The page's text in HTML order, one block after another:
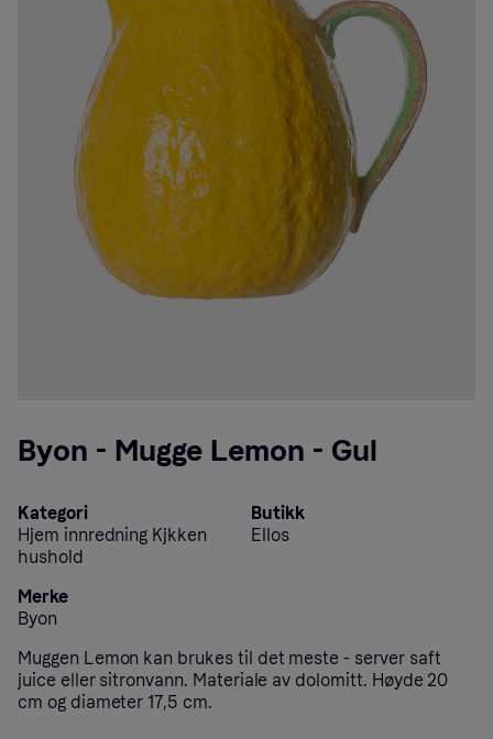
Byon - Mugge Lemon - Gul
Kategori
Hjem innredning Kjkken
hushold
Butikk
Ellos
Merke
Byon
Muggen Lemon kan brukes til det meste - server saft
juice eller sitronvann. Materiale av dolomitt. Høyde 20
cm og diameter 17,5 cm.